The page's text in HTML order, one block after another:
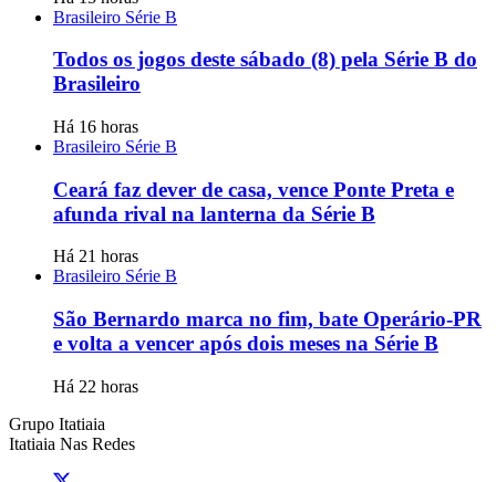
Brasileiro Série B
Todos os jogos deste sábado (8) pela Série B do
Brasileiro
Há 16 horas
Brasileiro Série B
Ceará faz dever de casa, vence Ponte Preta e
afunda rival na lanterna da Série B
Há 21 horas
Brasileiro Série B
São Bernardo marca no fim, bate Operário-PR
e volta a vencer após dois meses na Série B
Há 22 horas
Grupo Itatiaia
Itatiaia Nas Redes